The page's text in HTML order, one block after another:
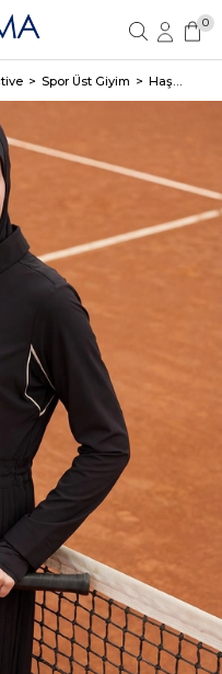
Ol
0
Spor Üst Giyim Haşema Active H-Per Fit Pileli Siyah Tesettür Tenis Üstü ACT-41